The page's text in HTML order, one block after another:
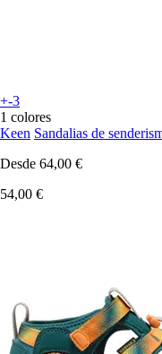
+-3
1 colores
Keen Sandalias de
Desde 64,00 €
54,00 €